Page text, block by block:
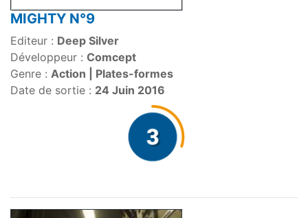
MIGHTY N°9
Editeur : Deep Silver
Développeur : Comcept
Genre : Action | Plates-formes
Date de sortie : 24 Juin 2016